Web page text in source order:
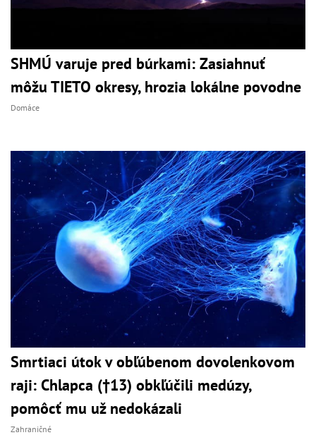
SHMÚ varuje pred búrkami: Zasiahnuť
môžu TIETO okresy, hrozia lokálne povodne
Domáce
Smrtiaci útok v obľúbenom dovolenkovom
raji: Chlapca (†13) obkľúčili medúzy,
pomôcť mu už nedokázali
Zahraničné